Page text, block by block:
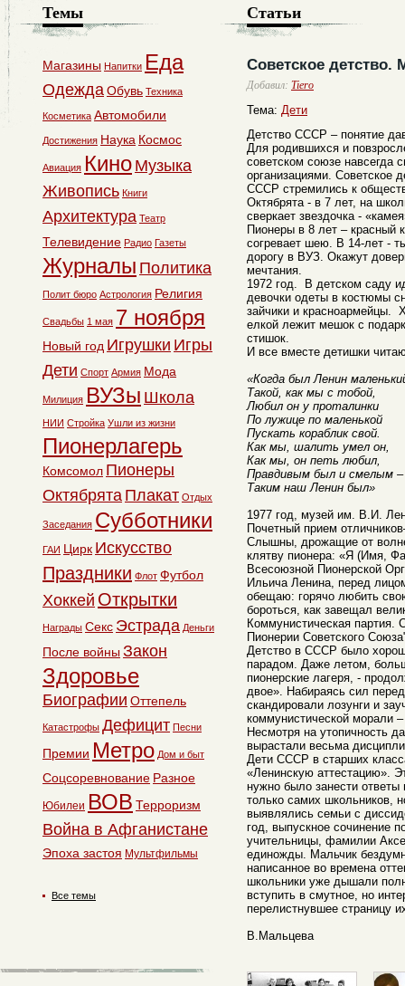
Статьи
Советское
Добавил: Tiero
Тема: Дети
Детство СССР – понятие
Для родившихся и
советском союзе навсегда
организациями. Советское
СССР стремились к
Октябрята - в 7 лет, на
сверкает звездочка -
Пионеры в 8 лет – красный
согревает шею. В 14-лет -
дорогу в ВУЗ. Окажут
мечтания.
1972 год. В детском саду
девочки одеты в костюмы
зайчики и красноармейцы.
елкой лежит мешок с
стишок.
И все вместе детишки
«Когда был Ленин
Такой, как мы с тобой,
Любил он у проталинки
По лужице по маленькой
Пускать кораблик свой.
Как мы, шалить умел он,
Как мы, он петь любил,
Правдивым был и смелым –
Таким наш Ленин был»
1977 год, музей им. В.И.
Почетный прием
Слышны, дрожащие от
клятву пионера: «Я (Имя,
Всесоюзной Пионерской
Ильича Ленина, перед
обещаю: горячо любить
бороться, как завещал
Коммунистическая партия.
Пионерии Советского
Детство в СССР было
парадом. Даже летом,
пионерские лагеря, -
двое». Набираясь сил
скандировали лозунги и
коммунистической морали
Несмотря на утопичность
вырастали весьма
Дети СССР в старших
«Ленинскую аттестацию».
нужно было занести
только самих школьников,
выявлялись семьи с
год, выпускное сочинение
учительницы, фамилии
единожды. Мальчик
написанное во времена
школьники уже дышали
вступить в смутное, но
перелистнувшее страницу
В.Мальцева
Темы
Магазины Напитки Еда
ОдеждаОбувь Техника
Косметика Автомобили
Достижения Наука Космос
Авиация Кино Музыка
Живопись Книги
Архитектура Театр
Телевидение Радио Газеты
Журналы Политика
Полит бюро Астрология Религия
Свадьбы 1 мая 7 ноября
Новый год Игрушки Игры
Дети Спорт Армия Мода
Милиция ВУЗы Школа
НИИ Стройка Ушли из жизни
Пионерлагерь
Комсомол Пионеры
Октябрята Плакат Отдых
Заседания Субботники
ГАИ Цирк Искусство
Праздники Флот Футбол
Хоккей Открытки
Награды Секс Эстрада Деньги
После войны Закон
Здоровье
Биографии Оттепель
Катастрофы Дефицит Песни
Премии Метро Дом и быт
Соцсоревнование Разное
Юбилеи ВОВ Терроризм
Война в Афганистане
Эпоха застоя Мультфильмы
Все темы